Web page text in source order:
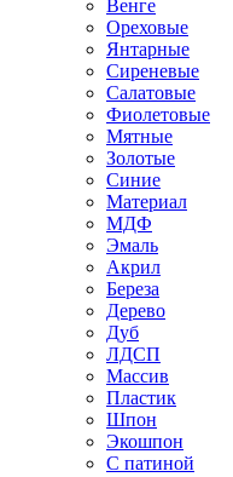
Венге
Ореховые
Янтарные
Сиреневые
Салатовые
Фиолетовые
Мятные
Золотые
Синие
Материал
МДФ
Эмаль
Акрил
Береза
Дерево
Дуб
ЛДСП
Массив
Пластик
Шпон
Экошпон
С патиной